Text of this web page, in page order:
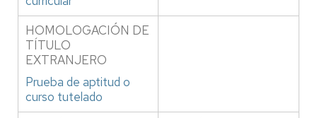
HOMOLOGACIÓN DE
TÍTULO
EXTRANJERO
Prueba de aptitud o
curso tutelado